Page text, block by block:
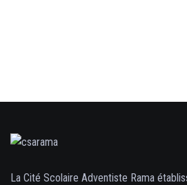
La Cité Scolaire Adventiste Rama